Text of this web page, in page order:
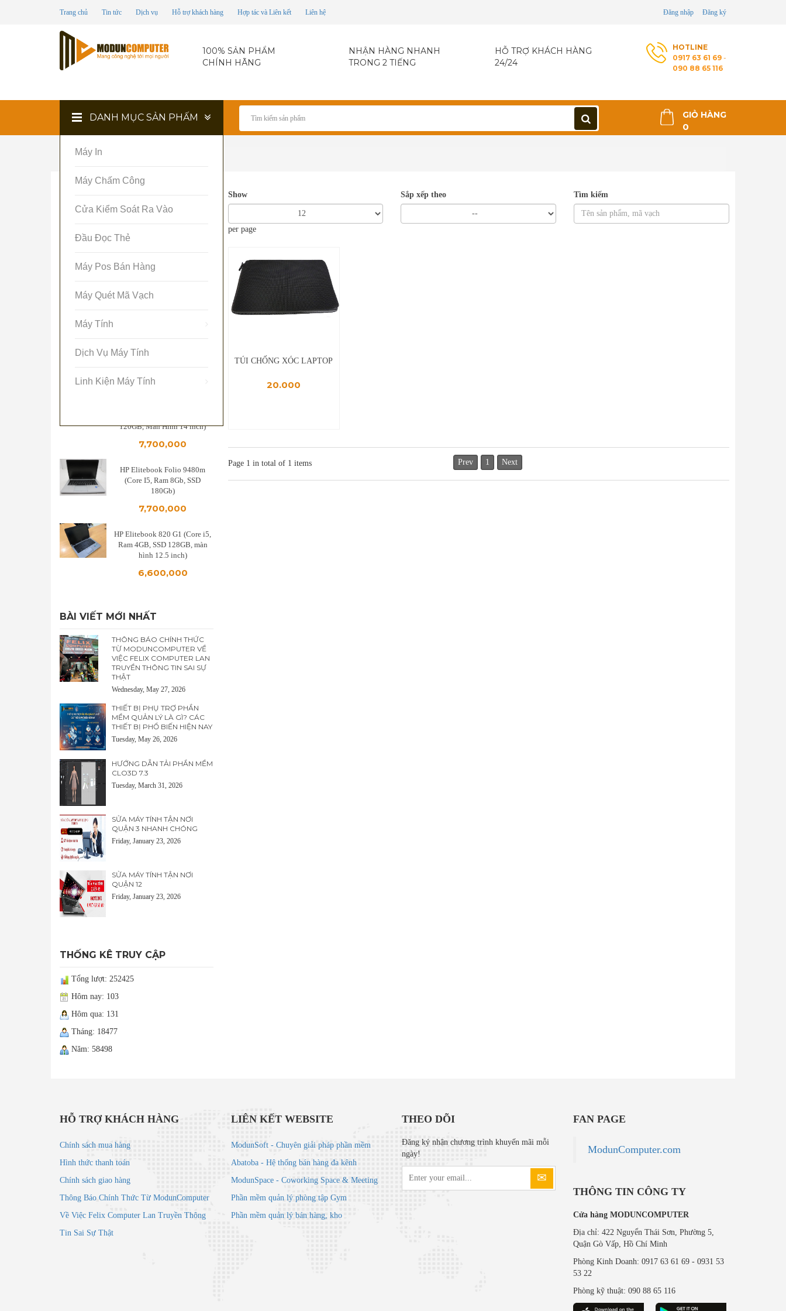
Trang chủ Tin tức Dịch vụ Hỗ trợ khách hàng Hợp tác và Liên kết Liên hệ Đăng ký
Đăng nhập
100% SẢN PHẨM
CHÍNH HÃNG
NHẬN HÀNG NHANH
TRONG 2 TIẾNG
HỖ TRỢ KHÁCH HÀNG
24/24
HOTLINE
0917 63 61 69 -
090 88 65 116
DANH MỤC SẢN PHẤM
Máy In
Máy Chấm Công
Cửa Kiểm Soát Ra Vào
Đầu Đọc Thẻ
Máy Pos Bán Hàng
Máy Quét Mã Vạch
Máy Tính
Dịch Vụ Máy Tính
Linh Kiện Máy Tính
GIỎ HÀNG
0
3,900,000
120GB, Màn Hình 14 inch)
7,700,000
HP Elitebook Folio 9480m
(Core I5, Ram 8Gb, SSD
180Gb)
7,700,000
HP Elitebook 820 G1 (Core i5,
Ram 4GB, SSD 128GB, màn
hình 12.5 inch)
6,600,000
BÀI VIẾT MỚI NHẤT
THÔNG BÁO CHÍNH THỨC
TỪ MODUNCOMPUTER VỀ
VIỆC FELIX COMPUTER LAN
TRUYỀN THÔNG TIN SAI SỰ
THẬT
Wednesday, May 27, 2026
THIẾT BỊ PHỤ TRỢ PHẦN
MỀM QUẢN LÝ LÀ GÌ? CÁC
THIẾT BỊ PHỔ BIẾN HIỆN NAY
Tuesday, May 26, 2026
HƯỚNG DẪN TẢI PHẦN MỀM
CLO3D 7.3
Tuesday, March 31, 2026
SỬA MÁY TÍNH TẬN NƠI
QUẬN 3 NHANH CHÓNG
Friday, January 23, 2026
SỬA MÁY TÍNH TẬN NƠI
QUẬN 12
Friday, January 23, 2026
THỐNG KÊ TRUY CẬP
Tổng lượt: 252425
Hôm nay: 103
Hôm qua: 131
Tháng: 18477
Năm: 58498
Show
per page
Sắp xếp theo Tìm kiếm
TÚI CHỐNG XÓC LAPTOP
20.000
Prev 1 Next
Page 1 in total of 1 items
HỖ TRỢ KHÁCH HÀNG
Chính sách mua hàng
Hình thức thanh toán
Chính sách giao hàng
Thông Báo Chính Thức Từ ModunComputer
Về Việc Felix Computer Lan Truyền Thông
Tin Sai Sự Thật
LIÊN KẾT WEBSITE
ModunSoft - Chuyên giải pháp phần mềm
Abatoba - Hệ thống bán hàng đa kênh
ModunSpace - Coworking Space & Meeting
Phần mềm quản lý phòng tập Gym
Phần mềm quản lý bán hàng, kho
THEO DÕI
Đăng ký nhận chương trình khuyến mãi mỗi
ngày!
FAN PAGE
ModunComputer.com
THÔNG TIN CÔNG TY
Cửa hàng MODUNCOMPUTER
Địa chỉ: 422 Nguyển Thái Sơn, Phường 5,
Quận Gò Vấp, Hồ Chí Minh
Phòng Kinh Doanh: 0917 63 61 69 - 0931 53
53 22
Phòng kỹ thuật: 090 88 65 116